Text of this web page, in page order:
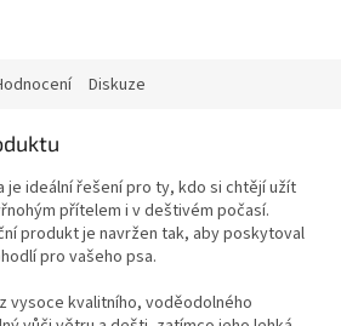
Diskuze
je ideální řešení pro ty, kdo si chtějí užít
přítelem i v deštivém počasí.
produkt je navržen tak, aby poskytoval
pro vašeho psa.
vysoce kvalitního, voděodolného